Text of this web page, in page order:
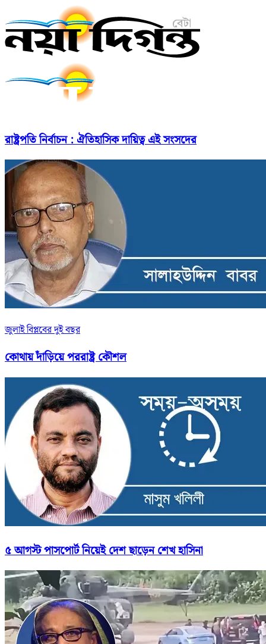
রাষ্ট্রপতি নির্বাচন : ঐতিহাসিক দায়িত্ব এই সংসদের
জুলাই বিপ্লবের দুই বছর
কোথায় দাঁড়িয়ে পররাষ্ট্র কৌশল
৫ আগস্ট পাসপোর্ট নিয়েই দেশ ছাড়েন শেখ হাসিনা